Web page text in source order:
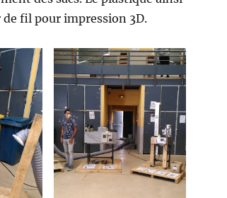
fil pour impression 3D.